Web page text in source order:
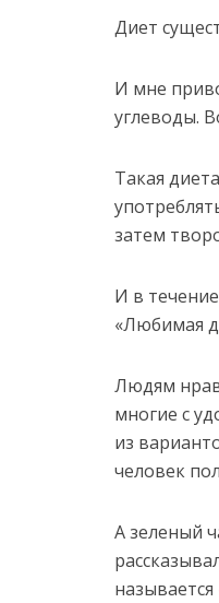
Диет
И мне
углеводы.
Такая
затем
И в
«Любимая
Людям
многие с
из
человек
А зеленый
называется